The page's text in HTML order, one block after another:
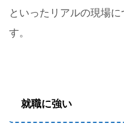
といったリアルの現場
す。
就職に強い